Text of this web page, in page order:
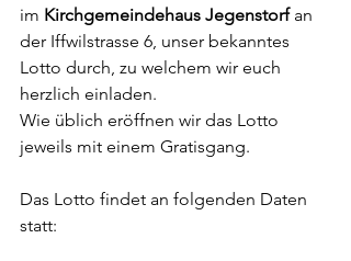
im Kirchgemeindehaus Jegenstorf an
der Iffwilstrasse 6, unser bekanntes
Lotto durch, zu welchem wir euch
herzlich einladen.
Wie üblich eröffnen wir das Lotto
jeweils mit einem Gratisgang.
Das Lotto findet an folgenden Daten
statt: